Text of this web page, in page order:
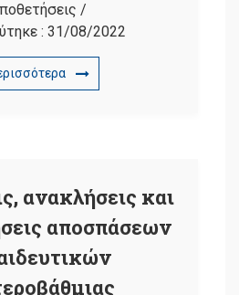
/
: 31/08/2022
ανακλήσεις και
αποσπάσεων